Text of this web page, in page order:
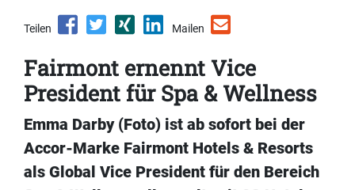
Teilen Mailen
Fairmont ernennt Vice
President für Spa & Wellness
Emma Darby (Foto) ist ab sofort bei der
Accor-Marke Fairmont Hotels & Resorts
als Global Vice President für den Bereich